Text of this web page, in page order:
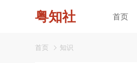
粤知社 首页
首页 知识